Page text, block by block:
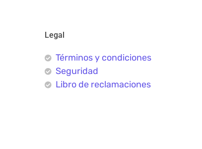
Legal
Términos y condiciones
Seguridad
Libro de reclamaciones